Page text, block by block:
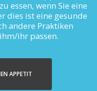
essen, wenn Sie eine
dies ist eine gesunde
andere Praktiken
ihr passen.
APPETIT